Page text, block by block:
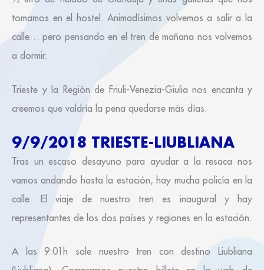
tomamos en el hostel. Animadísimos volvemos a salir a la
calle… pero pensando en el tren de mañana nos volvemos
a dormir.
Trieste y la Región de Friuli-Venezia-Giulia nos encanta y
creemos que valdría la pena quedarse más días.
9/9/2018 TRIESTE-LIUBLIANA
Tras un escaso desayuno para ayudar a la resaca nos
vamos andando hasta la estación, hay mucha policía en la
calle. El viaje de nuestro tren es inaugural y hay
representantes de los dos países y regiones en la estación.
A las 9:01h sale nuestro tren con destino Liubliana